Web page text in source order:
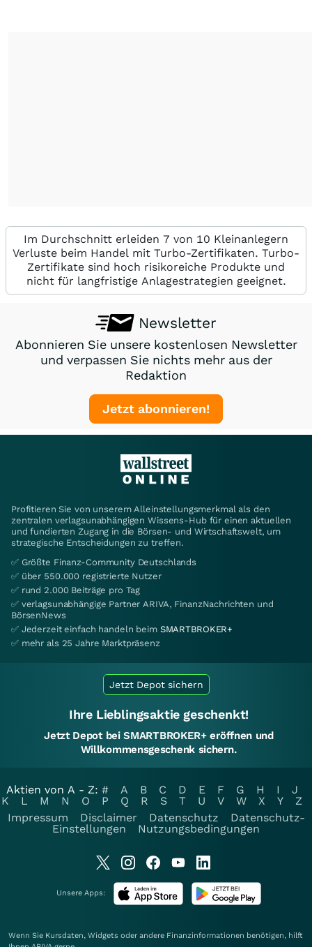
Im Durchschnitt erleiden 7 von 10 Kleinanlegern
Verluste beim Handel mit Turbo-Zertifikaten. Turbo-
Zertifikate sind hoch risikoreiche Produkte und
nicht für langfristige Anlagestrategien geeignet.
Newsletter
Abonnieren Sie unsere kostenlosen Newsletter
und verpassen Sie nichts mehr aus der
Redaktion
Jetzt abonnieren!
Profitieren Sie von unserem Alleinstellungsmerkmal als den
zentralen verlagsunabhängigen Wissens-Hub für einen aktuellen
und fundierten Zugang in die Börsen- und Wirtschaftswelt, um
strategische Entscheidungen zu treffen.
✅ Größte Finanz-Community Deutschlands
✅ über 550.000 registrierte Nutzer
✅ rund 2.000 Beiträge pro Tag
✅ verlagsunabhängige Partner ARIVA, FinanzNachrichten und
BörsenNews
✅ Jederzeit einfach handeln beim SMARTBROKER+
✅ mehr als 25 Jahre Marktpräsenz
Jetzt Depot sichern
Ihre Lieblingsaktie geschenkt!
Jetzt Depot bei SMARTBROKER+ eröffnen und
Willkommensgeschenk sichern.
Aktien von A - Z: # A B C D E F G H I
J
K
L M N O P Q R S T U V W X Y
Z
Impressum
Disclaimer Datenschutz
Datenschutz-
Einstellungen
Nutzungsbedingungen
Unsere Apps:
Wenn Sie Kursdaten, Widgets oder andere Finanzinformationen benötigen, hilft